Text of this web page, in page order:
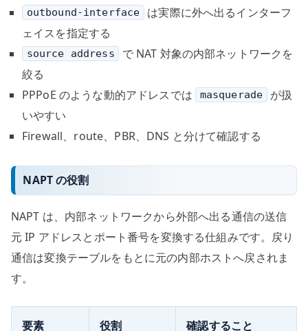
outbound-interface
は実際に外へ出るインターフ
ェイスを指定する
source address
で NAT 対象の内部ネットワークを
絞る
PPPoE のような動的アドレスでは
masquerade
が扱
いやすい
Firewall、route、PBR、DNS と分けて確認する
NAPT の役割
NAPT は、内部ネットワークから外部へ出る通信の送信
元 IP アドレスとポート番号を変換する仕組みです。戻り
通信は変換テーブルをもとに元の内部ホストへ戻されま
す。
要素 役割 確認すること